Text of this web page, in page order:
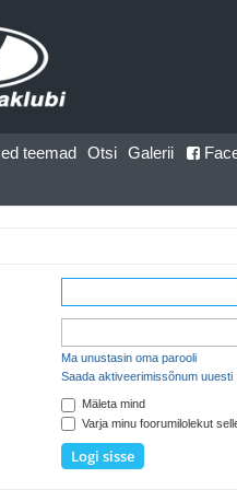
teemad Otsi Galerii
Ma unustasin oma parooli
Saada aktiveerimissõnum uuesti
Mäleta mind
Varja minu foorumilolekut